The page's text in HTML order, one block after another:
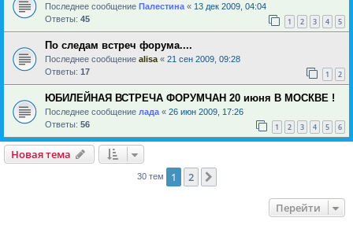
Последнее сообщение Палестина « 13 дек 2009, 04:04
Ответы: 45 1 2 3 4 5
По следам встреч форума....
Последнее сообщение alisa « 21 сен 2009, 09:28
Ответы: 17 1 2
ЮБИЛЕЙНАЯ ВСТРЕЧА ФОРУМЧАН 20 июня В МОСКВЕ !
Последнее сообщение лада « 26 июн 2009, 17:26
Ответы: 56 1 2 3 4 5 6
Новая тема
30 тем 1 2
Перейти